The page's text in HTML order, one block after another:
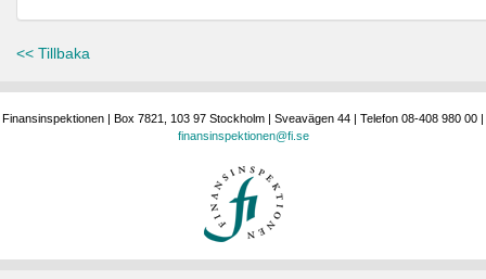
<< Tillbaka
Finansinspektionen | Box 7821, 103 97 Stockholm | Sveavägen 44 | Telefon 08-408 980 00 |
finansinspektionen@fi.se